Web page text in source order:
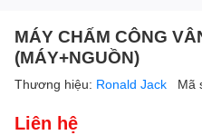
MÁY CHẤM CÔNG
(MÁY+NGUỒN)
Thương hiệu: Ronald Jack Mã
Liên hệ